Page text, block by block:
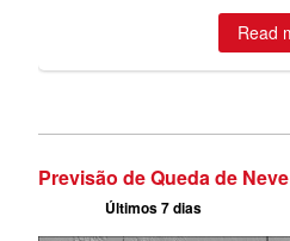
Previsão de Queda de Neve
Últimos 7 dias